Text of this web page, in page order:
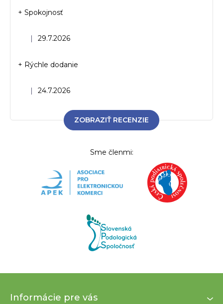
Hodnotenie obchodu je 5 z 5 hviezdičiek.
| 29.7.2026
+ Spokojnosť
Hodnotenie obchodu je 5 z 5 hviezdičiek.
| 24.7.2026
+ Rýchle dodanie
ZOBRAZIŤ RECENZIE
Sme členmi:
Informácie pre vás